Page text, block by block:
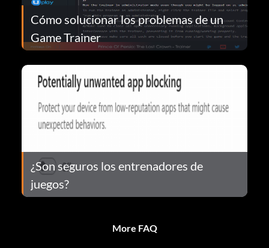
Cómo solucionar los problemas de un
Game Trainer
¿Son seguros los entrenadores de
juegos?
More FAQ